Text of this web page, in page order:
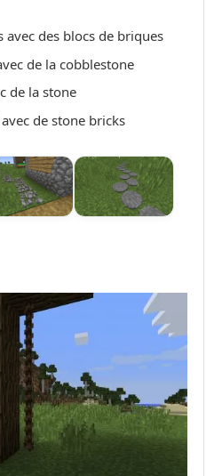
avec des blocs de briques
de la cobblestone
de la stone
de stone bricks